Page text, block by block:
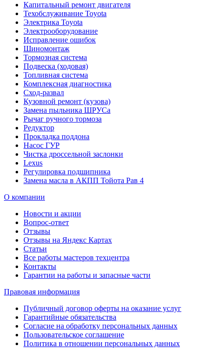
Капитальный ремонт двигателя
Техобслуживание Toyota
Электрика Toyota
Электрооборудование
Исправление ошибок
Шиномонтаж
Тормозная система
Подвеска (ходовая)
Топливная система
Комплексная диагностика
Сход-развал
Кузовной ремонт (кузова)
Замена пыльника ШРУСа
Рычаг ручного тормоза
Редуктор
Прокладка поддона
Насос ГУР
Чистка дроссельной заслонки
Lexus
Регулировка подшипника
Замена масла в АКПП Тойота Рав 4
О компании
Новости и акции
Вопрос-ответ
Отзывы
Отзывы на Яндекс Картах
Статьи
Все работы мастеров техцентра
Контакты
Гарантии на работы и запасные части
Правовая информация
Публичный договор оферты на оказание услуг
Гарантийные обязательства
Согласие на обработку персональных данных
Пользовательское соглашение
Политика в отношении персональных данных